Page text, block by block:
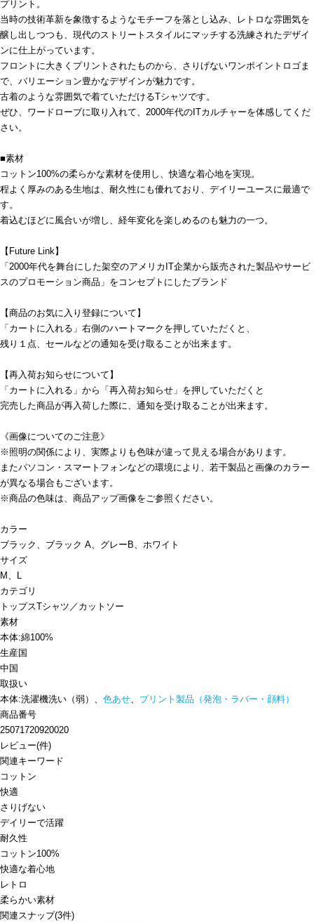
プリント。
当時の技術革新を象徴するようなモチーフを落とし込み、レトロな雰囲気を
醸し出しつつも、現代のストリートスタイルにマッチする洗練されたデザイ
ンに仕上がっています。
フロントに大きくプリントされたものから、さりげないワンポイントロゴま
で、バリエーション豊かなデザインが魅力です。
古着のような雰囲気で着ていただけるTシャツです。
ぜひ、ワードローブに取り入れて、2000年代のITカルチャーを体感してくだ
さい。
■素材
コットン100%の柔らかな素材を使用し、快適な着心地を実現。
程よく厚みのある生地は、耐久性にも優れており、デイリーユースに最適で
す。
着込むほどに風合いが増し、経年変化を楽しめるのも魅力の一つ。
【Future Link】
「2000年代を舞台にした架空のアメリカIT企業から販売された製品やサービ
スのプロモーション商品」をコンセプトにしたブランド
【商品のお気に入り登録について】
「カートに入れる」右側のハートマークを押していただくと、
残り１点、セールなどの通知を受け取ることが出来ます。
【再入荷お知らせについて】
「カートに入れる」から「再入荷お知らせ」を押していただくと
完売した商品が再入荷した際に、通知を受け取ることが出来ます。
《画像についてのご注意》
※照明の関係により、実際よりも色味が違って見える場合があります。
またパソコン・スマートフォンなどの環境により、若干製品と画像のカラー
が異なる場合もございます。
※商品の色味は、商品アップ画像をご参照ください。
カラー
ブラック、ブラック A、グレーB、ホワイト
サイズ
M、L
カテゴリ
トップスTシャツ／カットソー
素材
本体:綿100%
生産国
中国
取扱い
本体:洗濯機洗い（弱）、 色あせ、 プリント製品（発泡・ラバー・顔料）
商品番号
25071720920020
レビュー(件)
関連キーワード
コットン
快適
さりげない
デイリーで活躍
耐久性
コットン100%
快適な着心地
レトロ
柔らかい素材
関連スナップ(3件)